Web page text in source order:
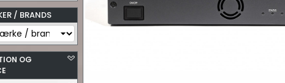
/ BRANDS
OG